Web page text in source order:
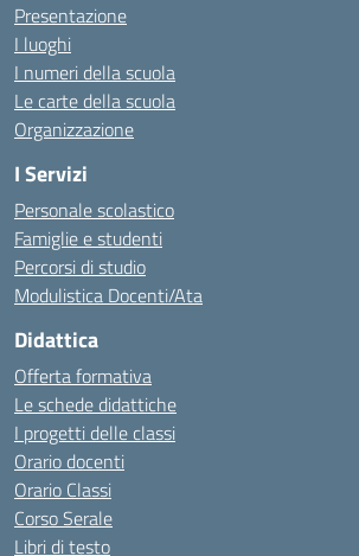
Presentazione
I luoghi
I numeri della scuola
Le carte della scuola
Organizzazione
I Servizi
Personale scolastico
Famiglie e studenti
Percorsi di studio
Modulistica Docenti/Ata
Didattica
Offerta formativa
Le schede didattiche
I progetti delle classi
Orario docenti
Orario Classi
Corso Serale
Libri di testo